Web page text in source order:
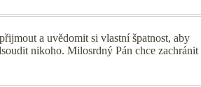
a uvědomit si vlastní špatnost, aby
nikoho. Milosrdný Pán chce zachránit